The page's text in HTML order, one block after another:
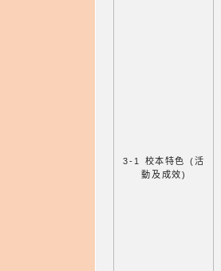
3-1 校本特色 (活
動及成效)